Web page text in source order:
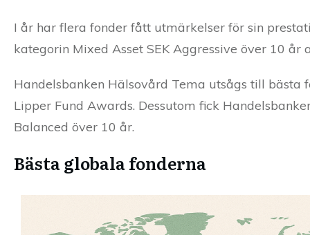
I år har flera fonder fått utmärkelser för sin
kategorin Mixed Asset SEK Aggressive över 10 år
Handelsbanken Hälsovård Tema utsågs till
Lipper Fund Awards. Dessutom fick
Balanced över 10 år.
Bästa globala fonderna